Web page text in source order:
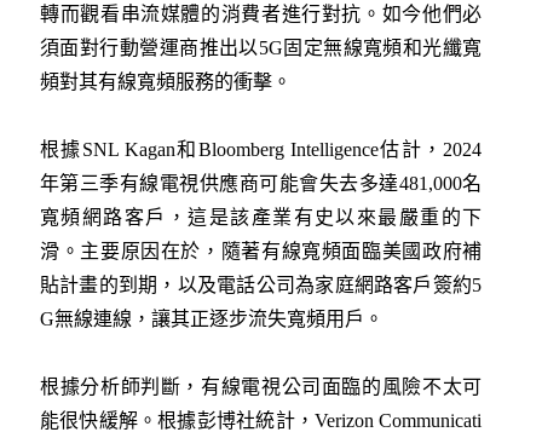
轉而觀看串流媒體的消費者進行對抗。如今他們必
須面對行動營運商推出以5G固定無線寬頻和光纖寬
頻對其有線寬頻服務的衝擊。
根據SNL Kagan和Bloomberg Intelligence估計，2024
年第三季有線電視供應商可能會失去多達481,000名
寬頻網路客戶，這是該產業有史以來最嚴重的下
滑。主要原因在於，隨著有線寬頻面臨美國政府補
貼計畫的到期，以及電話公司為家庭網路客戶簽約5
G無線連線，讓其正逐步流失寬頻用戶。
根據分析師判斷，有線電視公司面臨的風險不太可
能很快緩解。根據彭博社統計，Verizon Communicati